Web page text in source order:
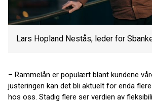
Lars Hopland Nestås, leder for
– Rammelån er populært blant kundene
justeringen kan det bli aktuelt for enda
hos oss. Stadig flere ser verdien av